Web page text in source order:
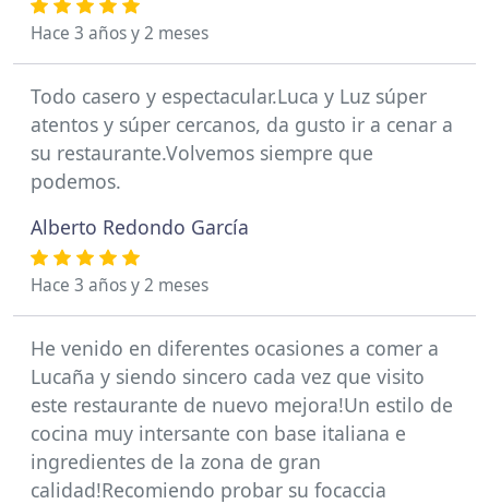
Hace 3 años y 2 meses
Todo casero y espectacular.Luca y Luz súper
atentos y súper cercanos, da gusto ir a cenar a
su restaurante.Volvemos siempre que
podemos.
Alberto Redondo García
Hace 3 años y 2 meses
He venido en diferentes ocasiones a comer a
Lucaña y siendo sincero cada vez que visito
este restaurante de nuevo mejora!Un estilo de
cocina muy intersante con base italiana e
ingredientes de la zona de gran
calidad!Recomiendo probar su focaccia